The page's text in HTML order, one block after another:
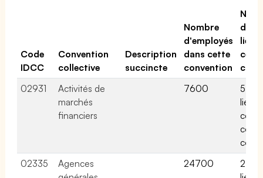
Code
IDCC
Convention
collective
Description
succincte
Nombre
d'employés
dans cette
convention
liées
cette
02931
Activités de
marchés
financiers
7600
5
liées
cette
02335
Agences
24700
2